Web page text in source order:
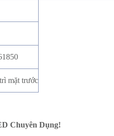
mặt trước
Chuyên Dụng!